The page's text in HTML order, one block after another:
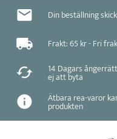
Din beställning
Frakt: 65 kr - Fri
14 Dagars
ej att byta
Ätbara rea-varor
produkten